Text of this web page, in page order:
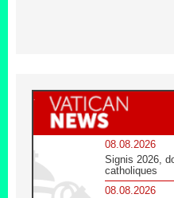
08.08.2026
Signis 2026,
catholiques
08.08.2026